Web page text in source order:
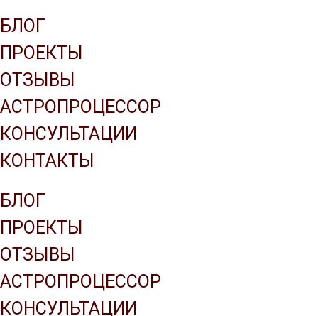
БЛОГ
ПРОЕКТЫ
ОТЗЫВЫ
АСТРОПРОЦЕССОР
КОНСУЛЬТАЦИИ
КОНТАКТЫ
БЛОГ
ПРОЕКТЫ
ОТЗЫВЫ
АСТРОПРОЦЕССОР
КОНСУЛЬТАЦИИ